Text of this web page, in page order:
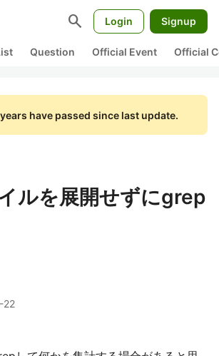
search Login Signup
Question Official Event Official
have passed since last update.
ルを展開せずにgrep
22